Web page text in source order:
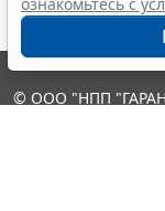
© ООО "НПП